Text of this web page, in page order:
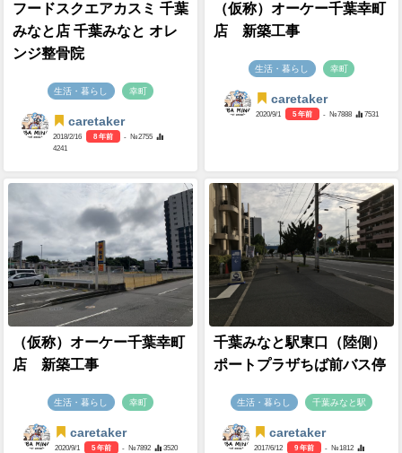
フードスクエアカスミ 千葉
みなと店 千葉みなと オレ
ンジ整骨院
生活・暮らし 幸町
caretaker
2018/2/16 8 年前
- №2755
4241
（仮称）オーケー千葉幸町
店 新築工事
生活・暮らし 幸町
caretaker
2020/9/1 5 年前 - №7888 7531
（仮称）オーケー千葉幸町
店 新築工事
生活・暮らし 幸町
caretaker
2020/9/1 5 年前 - №7892 3520
千葉みなと駅東口（陸側）
ポートプラザちば前バス停
生活・暮らし 千葉みなと駅
caretaker
2017/6/12 9 年前
- №1812